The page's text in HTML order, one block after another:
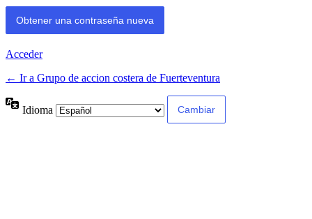
Acceder
← Ir a Grupo de accion costera de Fuerteventura
Idioma